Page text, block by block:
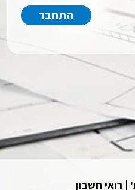
| רואי חשבון